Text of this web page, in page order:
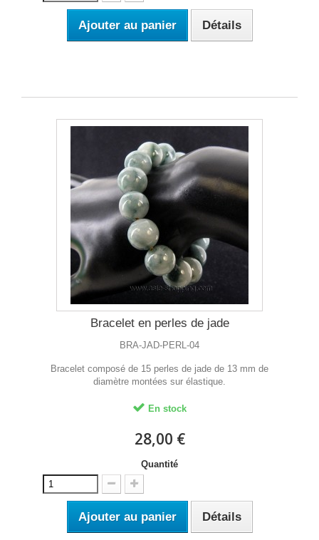
Ajouter au panier Détails
Bracelet en perles de jade
BRA-JAD-PERL-04
Bracelet composé de 15 perles de jade de 13 mm de
diamètre montées sur élastique.
En stock
28,00 €
Quantité
Ajouter au panier Détails